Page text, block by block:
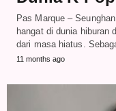
Pas Marque –
hangat di dunia hiburan
dari masa hiatus.
11 months ago